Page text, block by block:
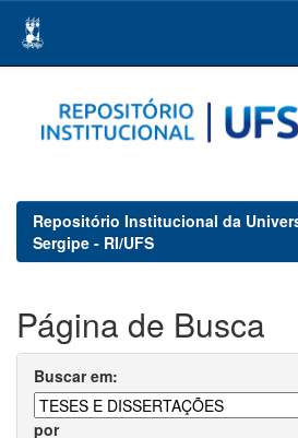
navigation
Repositório Institucional da
Sergipe - RI/UFS
Página de Busca
Buscar em:
por